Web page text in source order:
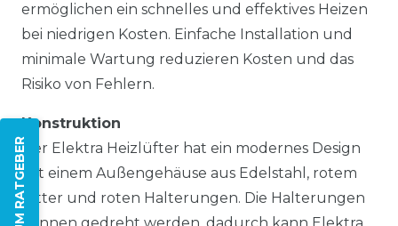
ZUM RATGEBER
ermöglichen ein schnelles und effektives Heizen
bei niedrigen Kosten. Einfache Installation und
minimale Wartung reduzieren Kosten und das
Risiko von Fehlern.
Konstruktion
Der Elektra Heizlüfter hat ein modernes Design
mit einem Außengehäuse aus Edelstahl, rotem
Gitter und roten Halterungen. Die Halterungen